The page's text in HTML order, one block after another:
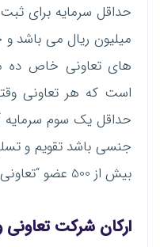
حداقل سرمایه برای
میلیون ریال می باشد
های تعاونی خاص ده
است که هر تعاونی
حداقل یک سوم سرمایه
جنسی باشد تقویم و
بیش از 500 عضو “تعاونی بزرگ” محسوب می شود.
ارکان شرکت تعاونی